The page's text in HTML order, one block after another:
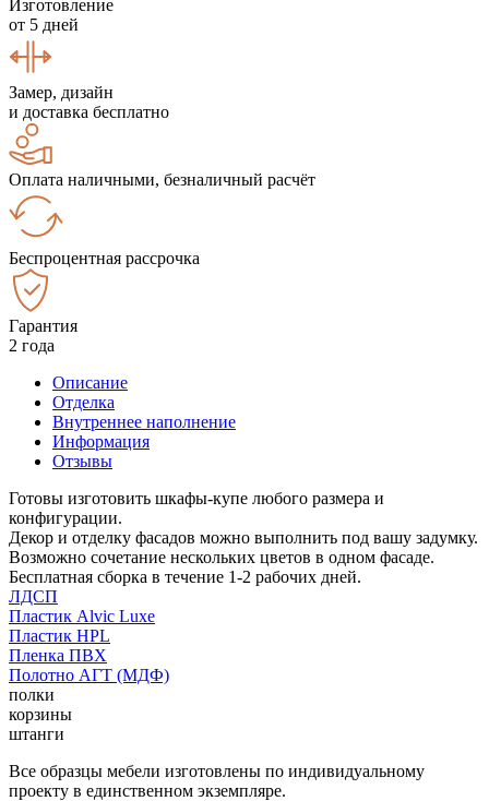
Изготовление
от 5 дней
Замер, дизайн
и доставка бесплатно
Оплата наличными, безналичный расчёт
Беспроцентная рассрочка
Гарантия
2 года
Описание
Отделка
Внутреннее наполнение
Информация
Отзывы
Готовы изготовить шкафы-купе любого размера и
конфигурации.
Декор и отделку фасадов можно выполнить под вашу задумку.
Возможно сочетание нескольких цветов в одном фасаде.
Бесплатная сборка в течение 1-2 рабочих дней.
ЛДСП
Пластик Alvic Luxe
Пластик HPL
Пленка ПВХ
Полотно АГТ (МДФ)
полки
корзины
штанги
Все образцы мебели изготовлены по индивидуальному
проекту в единственном экземпляре.